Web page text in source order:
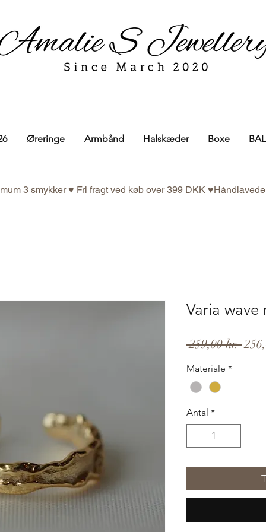
Øreringe Armbånd Halskæder Boxe
3 smykker ♥ Fri fragt ved køb over 399 DKK ♥
Varia wave
259,00 kr.
Materiale *
Antal *